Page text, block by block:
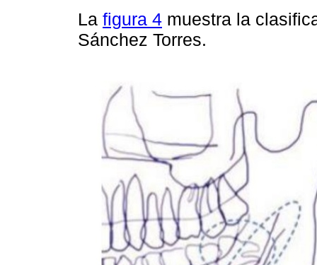
La figura 4 muestra la
Sánchez Torres.